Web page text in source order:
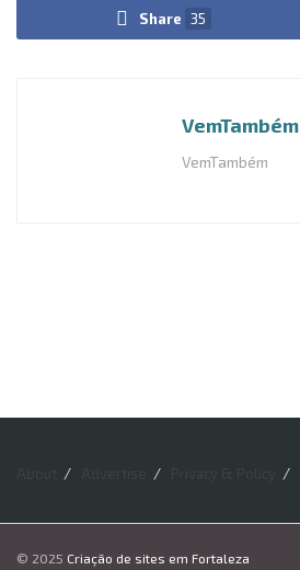
Share 35
VemTambém
VemTambém
© 2025 Criação de sites em Fortaleza